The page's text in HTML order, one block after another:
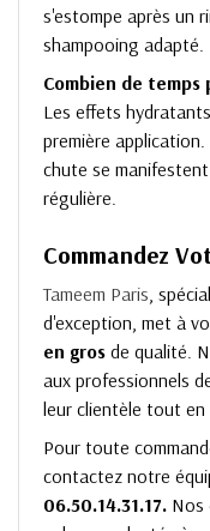
s'estompe après un
shampooing adapté.
Combien de
Les effets
première
chute se
régulière.
Commandez
Tameem Paris ,
d'exception, met à
en gros de qualité.
aux professionnels
leur clientèle tout en
Pour toute
contactez notre
06.50.14.31.17. Nos